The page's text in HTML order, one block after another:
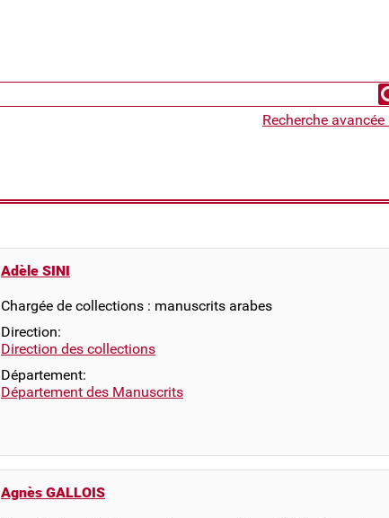
Recherche avancée
Adèle SINI
Chargée de collections : manuscrits arabes
Direction:
Direction des collections
Département:
Département des Manuscrits
Agnès GALLOIS